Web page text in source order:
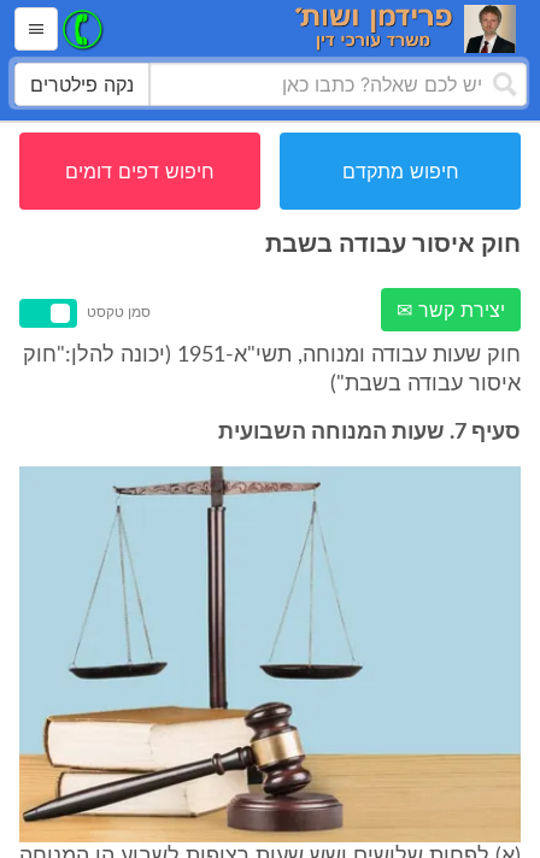
נקה פילטרים
חיפוש מתקדם חיפוש דפים דומים
חוק איסור עבודה בשבת
יצירת קשר ✉ סמן טקסט
חוק שעות עבודה ומנוחה, תשי"א-1951 (יכונה להלן:"חוק
איסור עבודה בשבת")
סעיף 7. שעות המנוחה השבועית